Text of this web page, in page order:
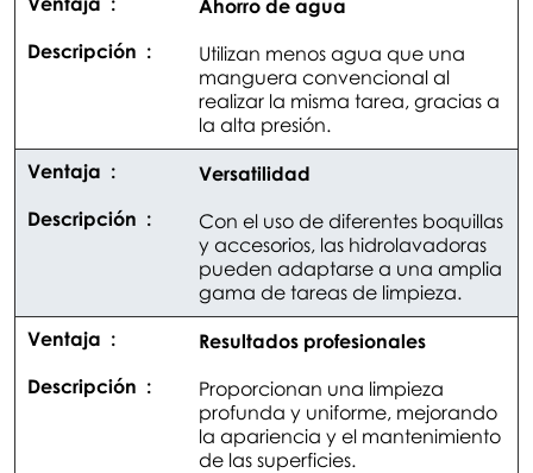
Ahorro de agua
Utilizan menos agua que una
manguera convencional al
realizar la misma tarea, gracias a
la alta presión.
Versatilidad
Con el uso de diferentes boquillas
y accesorios, las hidrolavadoras
pueden adaptarse a una amplia
gama de tareas de limpieza.
Resultados profesionales
Proporcionan una limpieza
profunda y uniforme, mejorando
la apariencia y el mantenimiento
de las superficies.